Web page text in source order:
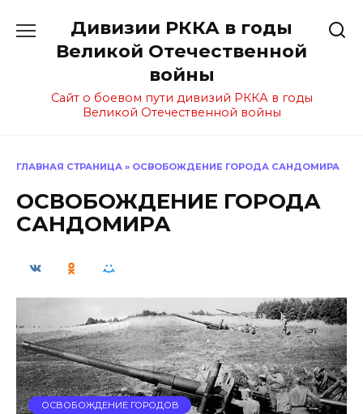
содержанию
Дивизии РККА в годы
Великой Отечественной
войны
Сайт о боевом пути дивизий РККА в годы
Великой Отечественной войны
ГЛАВНАЯ СТРАНИЦА » ОСВОБОЖДЕНИЕ ГОРОДА САНДОМИРА
ОСВОБОЖДЕНИЕ ГОРОДА
САНДОМИРА
ОСВОБОЖДЕНИЕ ГОРОДОВ